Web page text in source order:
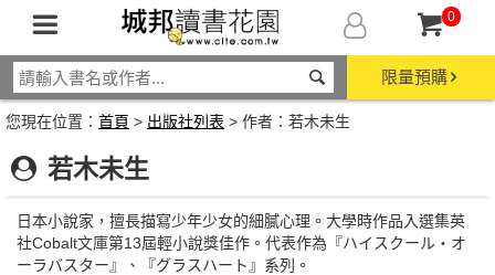
0
限量預購
您現在位置： 首頁 > 出版社列表 > 作者：若木未生
若木未生
日本小說家，擅長描寫少年少女的細膩心理。大學時作品入選集英
社Cobalt文庫第13屆輕小說獎佳作。代表作為『ハイスクール・オ
ーラバスター』、『グラスハート』系列。